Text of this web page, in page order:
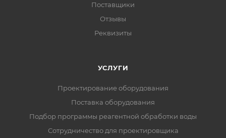
Поставщики
Отзывы
Реквизиты
УСЛУГИ
Проектирование оборудования
Поставка оборудования
Подбор программы реагентной обработки воды
Сотрудничество для проектировщика